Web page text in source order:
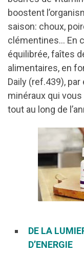
boostent
saison: choux,
clémentines… En
équilibrée, faîtes
alimentaires, en
Daily (ref.439),
minéraux qui
tout au long de
DE LA
D’ENERGIE